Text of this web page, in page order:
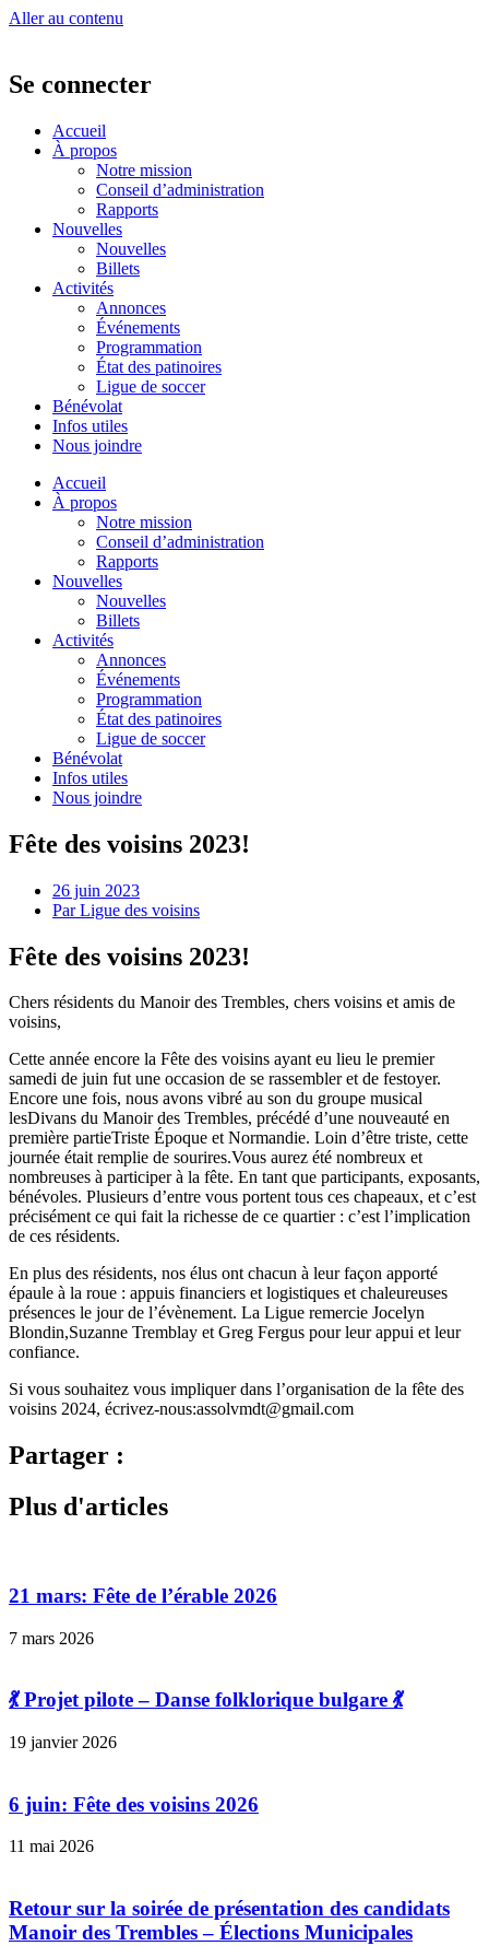
Aller au contenu
Se connecter
Accueil
À propos
Notre mission
Conseil d’administration
Rapports
Nouvelles
Nouvelles
Billets
Activités
Annonces
Événements
Programmation
État des patinoires
Ligue de soccer
Bénévolat
Infos utiles
Nous joindre
Accueil
À propos
Notre mission
Conseil d’administration
Rapports
Nouvelles
Nouvelles
Billets
Activités
Annonces
Événements
Programmation
État des patinoires
Ligue de soccer
Bénévolat
Infos utiles
Nous joindre
Fête des voisins 2023!
26 juin 2023
ParLigue des voisins
Fête des voisins 2023!
Chers résidents du Manoir des Trembles, chers voisins et amis de
voisins,
Cette année encore la Fête des voisins ayant eu lieu le premier
samedi de juin fut une occasion de se rassembler et de festoyer.
Encore une fois, nous avons vibré au son du groupe musical
lesDivans du Manoir des Trembles, précédé d’une nouveauté en
première partieTriste Époque et Normandie. Loin d’être triste, cette
journée était remplie de sourires.Vous aurez été nombreux et
nombreuses à participer à la fête. En tant que participants, exposants,
bénévoles. Plusieurs d’entre vous portent tous ces chapeaux, et c’est
précisément ce qui fait la richesse de ce quartier : c’est l’implication
de ces résidents.
En plus des résidents, nos élus ont chacun à leur façon apporté
épaule à la roue : appuis financiers et logistiques et chaleureuses
présences le jour de l’évènement. La Ligue remercie Jocelyn
Blondin,Suzanne Tremblay et Greg Fergus pour leur appui et leur
confiance.
Si vous souhaitez vous impliquer dans l’organisation de la fête des
voisins 2024, écrivez-nous:assolvmdt@gmail.com
Partager :
Plus d'articles
21 mars: Fête de l’érable 2026
7 mars 2026
💃 Projet pilote – Danse folklorique bulgare 💃
19 janvier 2026
6 juin: Fête des voisins 2026
11 mai 2026
Retour sur la soirée de présentation des candidats
Manoir des Trembles – Élections Municipales